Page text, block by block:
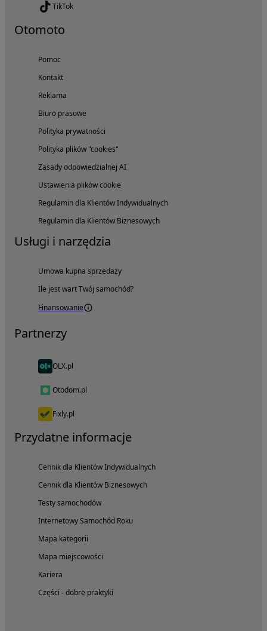
TikTok
Otomoto
Pomoc
Kontakt
Reklama
Biuro prasowe
Polityka prywatności
Polityka plików "cookies"
Zasady odpowiedzialnej AI
Ustawienia plików cookie
Regulamin dla Klientów Indywidualnych
Regulamin dla Klientów Biznesowych
Usługi i narzędzia
Umowa kupna sprzedaży
Ile jest wart Twój samochód?
Finansowanie
Partnerzy
OLX.pl
Otodom.pl
Fixly.pl
Przydatne informacje
Cennik dla Klientów Indywidualnych
Cennik dla Klientów Biznesowych
Testy samochodów
Internetowy Samochód Roku
Mapa kategorii
Mapa miejscowości
Kariera
Części - dobre praktyki